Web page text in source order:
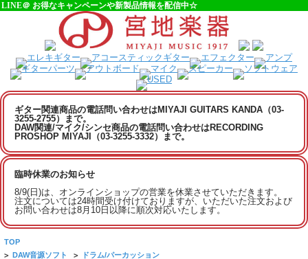
LINE＠ お得なキャンペーンや新製品情報を配信中☆
ギター関連商品の電話問い合わせはMIYAJI GUITARS KANDA（03-
3255-2755）まで。
DAW関連/マイク/シンセ商品の電話問い合わせはRECORDING
PROSHOP MIYAJI（03-3255-3332）まで。
臨時休業のお知らせ
8/9(日)は、オンラインショップの営業を休業させていただきます。
注文については24時間受け付けておりますが、いただいた注文および
お問い合わせは8月10日以降に順次対応いたします。
TOP
> DAW音源ソフト > ドラム/パーカッション